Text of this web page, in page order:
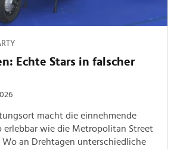
Echte Stars in falscher
macht die einnehmende
erlebbar wie die Metropolitan Street
Wo an Drehtagen unterschiedliche